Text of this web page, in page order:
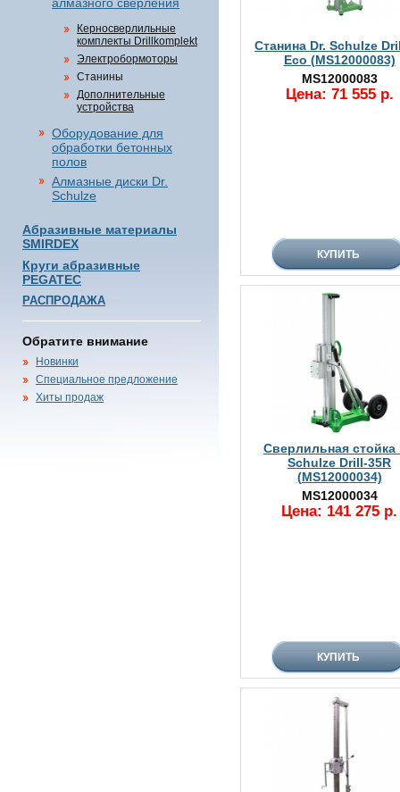
Керносверлильные
комплекты Drillkomplekt
Электробормоторы
Станины
Дополнительные
устройства
Оборудование для
обработки бетонных
полов
Алмазные диски Dr.
Schulze
Абразивные материалы
SMIRDEX
Круги абразивные
PEGATEC
РАСПРОДАЖА
Обратите внимание
Новинки
Специальное предложение
Хиты продаж
Станина Dr. Schulze
Eco (MS12000083)
MS12000083
Цена: 71 555 р.
Сверлильная стойка
Schulze Drill-35R
(MS12000034)
MS12000034
Цена: 141 275 р.